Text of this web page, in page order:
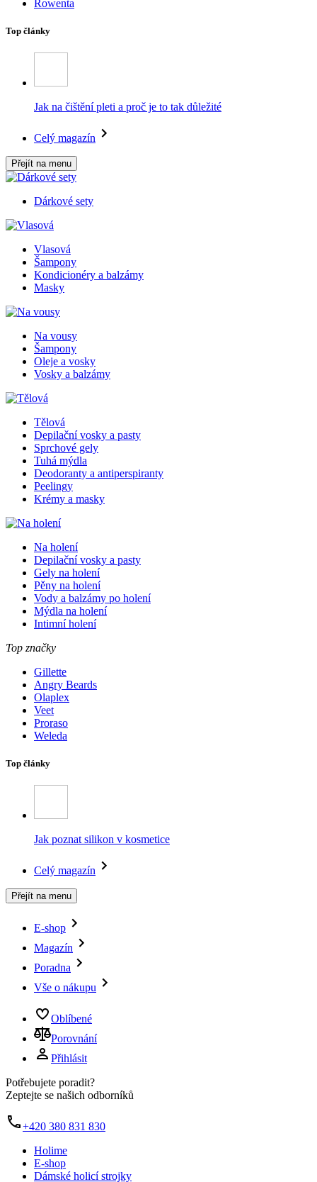
Rowenta
Top články
Jak na čištění pleti a proč je to tak důležité
Celý magazín
Přejít na menu
Dárkové sety
Vlasová
Šampony
Kondicionéry a balzámy
Masky
Na vousy
Šampony
Oleje a vosky
Vosky a balzámy
Tělová
Depilační vosky a pasty
Sprchové gely
Tuhá mýdla
Deodoranty a antiperspiranty
Peelingy
Krémy a masky
Na holení
Depilační vosky a pasty
Gely na holení
Pěny na holení
Vody a balzámy po holení
Mýdla na holení
Intimní holení
Top značky
Gillette
Angry Beards
Olaplex
Veet
Proraso
Weleda
Top články
Jak poznat silikon v kosmetice
Celý magazín
Přejít na menu
E-shop
Magazín
Poradna
Vše o nákupu
Oblíbené
Porovnání
Přihlásit
Potřebujete poradit?
Zeptejte se našich odborníků
+420 380 831 830
Holime
E-shop
Dámské holicí strojky